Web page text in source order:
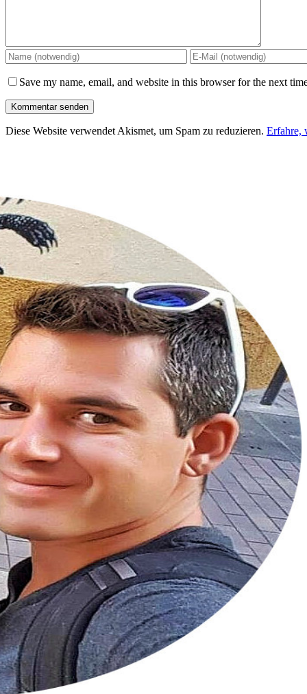
Save my name, email, and website in this browser for the next
Diese Website verwendet Akismet, um Spam zu reduzieren. Erfahre,